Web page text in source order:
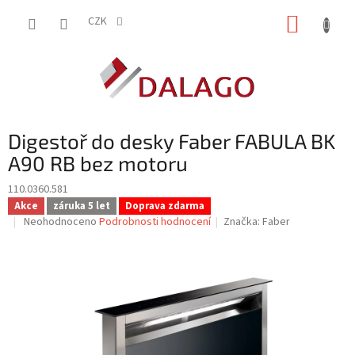
CZK
Digestoř do desky Faber FABULA BK
A90 RB bez motoru
110.0360.581
Akce záruka 5 let Doprava zdarma
Průměrné
Neohodnoceno Podrobnosti hodnocení Značka:Faber